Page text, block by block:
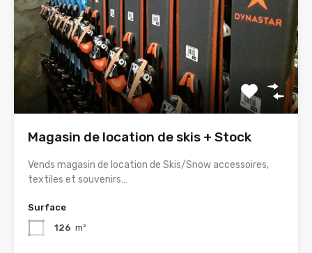
Magasin de location de skis + Stock
Vends magasin de location de Skis/Snow accessoires,
textiles et souvenirs…
Surface
126 m²